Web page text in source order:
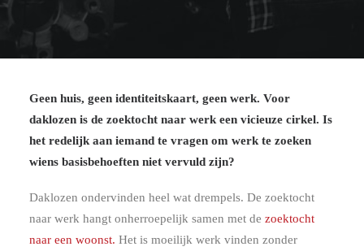
Geen huis, geen identiteitskaart, geen werk. Voor
daklozen is de zoektocht naar werk een vicieuze cirkel. Is
het redelijk aan iemand te vragen om werk te zoeken
wiens basisbehoeften niet vervuld zijn?
Daklozen ondervinden heel wat drempels. De zoektocht
naar werk hangt onherroepelijk samen met de zoektocht
naar een woonst. Het is moeilijk werk vinden zonder